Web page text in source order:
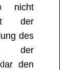
nicht
der
des
der
den